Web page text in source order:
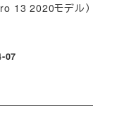
13 2020モデル）
07